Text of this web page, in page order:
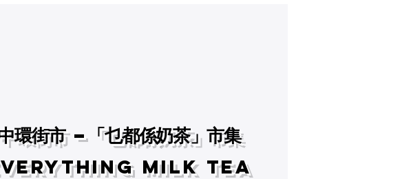
環街市 –「乜都係奶茶」市集
Milk Tea